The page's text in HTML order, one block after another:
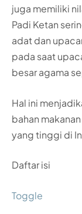
juga memiliki
Padi Ketan
adat dan
pada saat
besar agama
Hal ini
bahan
yang tinggi di
Daftar isi
Toggle